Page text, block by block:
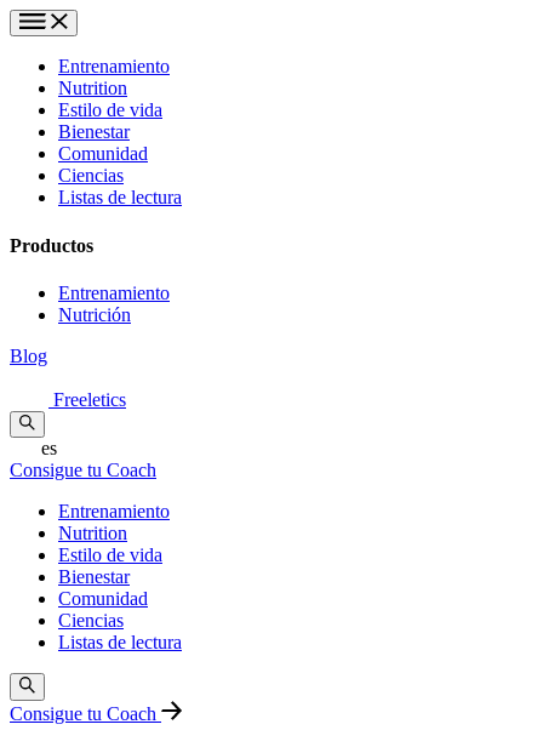
Entrenamiento
Nutrition
Estilo de vida
Bienestar
Comunidad
Ciencias
Listas de lectura
Productos
Entrenamiento
Nutrición
Blog
Freeletics
es
Consigue tu Coach
Entrenamiento
Nutrition
Estilo de vida
Bienestar
Comunidad
Ciencias
Listas de lectura
Consigue tu Coach